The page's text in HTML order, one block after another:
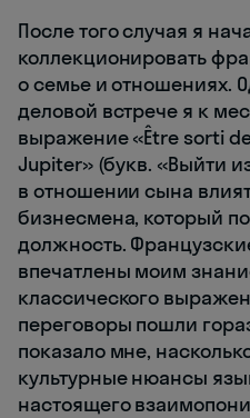
После того случая я
коллекционировать
о семье и отношениях.
деловой встрече я к
выражение «Être sorti
Jupiter» (букв. «Выйти
в отношении сына
бизнесмена, который
должность.
впечатлены моим
классического
переговоры пошли
показало мне,
культурные нюансы
настоящего